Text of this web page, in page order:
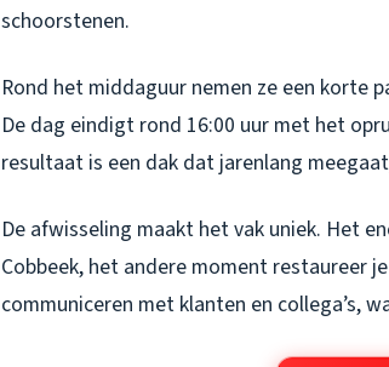
schoorstenen.
Rond het middaguur nemen ze een korte
De dag eindigt rond 16:00 uur met het
resultaat is een dak dat jarenlang
De afwisseling maakt het vak uniek. Het
Cobbeek, het andere moment restaureer
communiceren met klanten en collega’s,